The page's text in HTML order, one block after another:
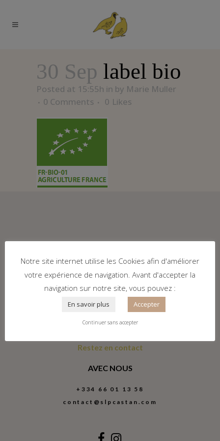
30 Sep label bio
Posted at 15:55h in by Marie Muller
0 Comments
0 Likes
Restez en contact
AVEC NOUS
+334 66 01 13 58
contact@slpcastan.com
Notre site internet utilise les Cookies afin d'améliorer
votre expérience de navigation. Avant d'accepter la
navigation sur notre site, vous pouvez :
En savoir plus Accepter
Continuer sans accepter